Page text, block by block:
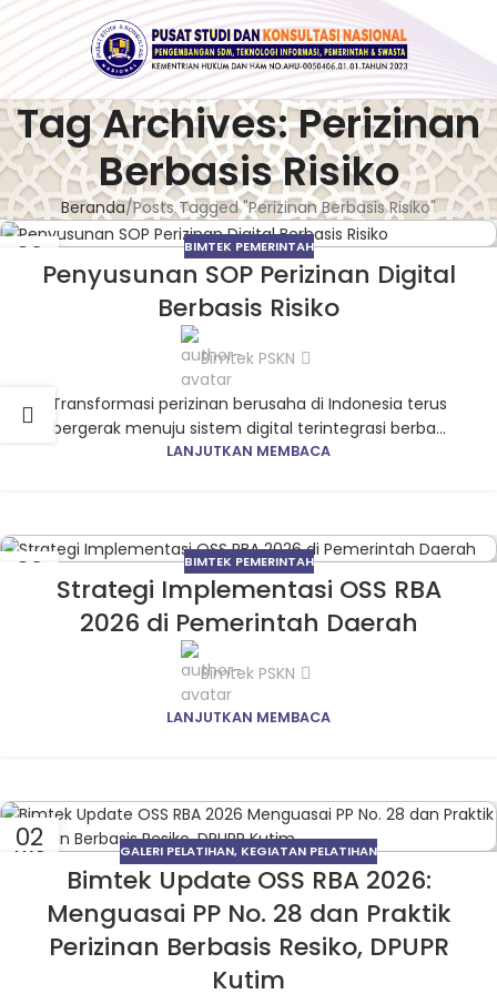
Tag Archives: Perizinan
Berbasis Risiko
Beranda Posts Tagged "Perizinan Berbasis Risiko"
02 BIMTEK PEMERINTAH
Penyusunan SOP Perizinan Digital
Berbasis Risiko
Bimtek PSKN
Transformasi perizinan berusaha di Indonesia terus
bergerak menuju sistem digital terintegrasi berba...
LANJUTKAN MEMBACA
02 BIMTEK PEMERINTAH
Strategi Implementasi OSS RBA
2026 di Pemerintah Daerah
Bimtek PSKN
LANJUTKAN MEMBACA
02
MAR GALERI PELATIHAN, KEGIATAN PELATIHAN
Bimtek Update OSS RBA 2026:
Menguasai PP No. 28 dan Praktik
Perizinan Berbasis Resiko, DPUPR
Kutim